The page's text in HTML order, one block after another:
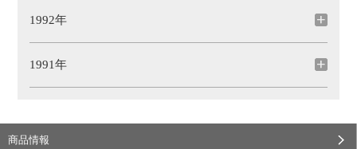
1992年
1991年
商品情報